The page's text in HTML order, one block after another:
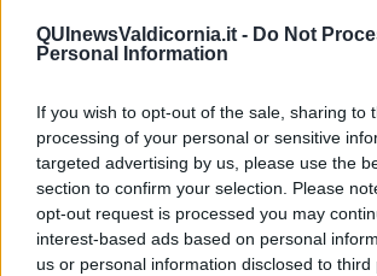
QUInewsValdicornia.it - Do Not
Personal Information
If you wish to opt-out of the sale, sharing to
processing of your personal or sensitive
targeted advertising by us, please use the
section to confirm your selection. Please
opt-out request is processed you may
interest-based ads based on personal
us or personal information disclosed to
La questione israelo-palestinese ignorata
Erdogan continua a sfidare l'Occidente
Johnson, da Trump a Biden alla Brexit
L'AUKUS e il Quad
Biden, primo presidente USA non in guerra
Papa Bergoglio vedrà Viktor Orbán
Bennet, un giorno in attesa di Biden
Il ritorno dei talebani
​La lenta agonia del Libano